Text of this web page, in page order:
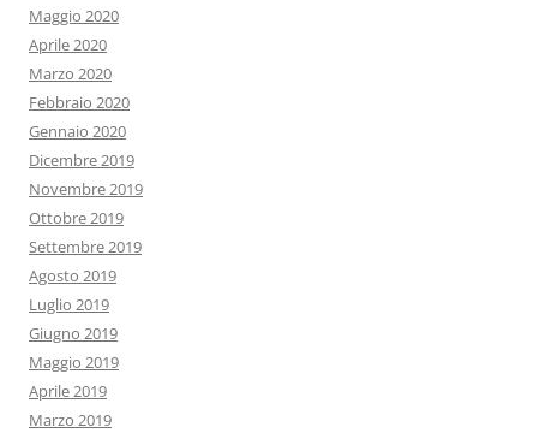
Maggio 2020
Aprile 2020
Marzo 2020
Febbraio 2020
Gennaio 2020
Dicembre 2019
Novembre 2019
Ottobre 2019
Settembre 2019
Agosto 2019
Luglio 2019
Giugno 2019
Maggio 2019
Aprile 2019
Marzo 2019